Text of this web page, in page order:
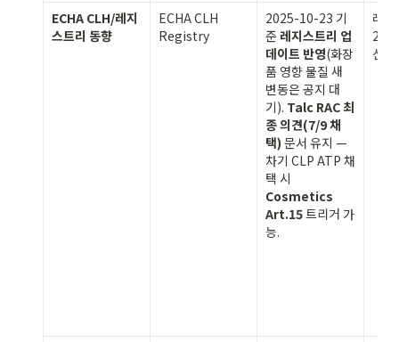
ECHA CLH/레지
스트리 동향
ECHA CLH
Registry
2025-10-23 기
준 레지스트리 업
데이트 반영(화장
품 영향 물질 새
변동은 공지 대
기). Talc RAC 최
종 의견(7/9 채
택) 문서 유지 —
차기 CLP ATP 채
Cosmetics
Art.15 트리거 가
능.
레
신